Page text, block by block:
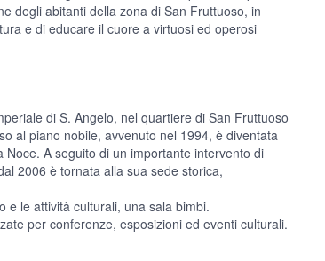
degli abitanti della zona di San Fruttuoso, in
e di educare il cuore a virtuosi ed operosi
di S. Angelo, nel quartiere di San Fruttuoso
al piano nobile, avvenuto nel 1994, è diventata
A seguito di un importante intervento di
2006 è tornata alla sua sede storica,
e le attività culturali, una sala bimbi.
per conferenze, esposizioni ed eventi culturali.